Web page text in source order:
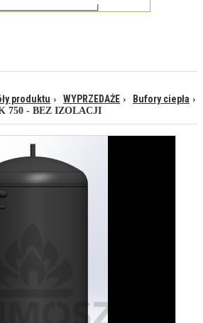
produktu WYPRZEDAŻE Bufory ciepła
750 - BEZ IZOLACJI